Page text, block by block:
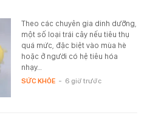
Theo các chuyên gia dinh dưỡng,
một số loại trái cây nếu tiêu thụ
quá mức, đặc biệt vào mùa hè
hoặc ở người có hệ tiêu hóa
nhạy…
SỨC KHỎE - 6 giờ trước